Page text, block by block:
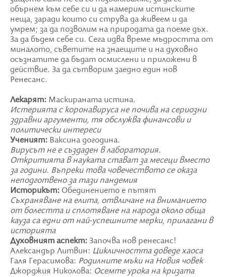
обърнем към себе си и да намерим истинските
неща, заради които си струва да живеем и да
умрем; за да позволим на природата да поеме дъх.
За да бъдем себе си. Сега идва време мъдростта от
миналото, съветите на знаещите и на духовно
осъзнатите да бъдат осмислени и приложени в
действие. За да сътворим заедно един нов
Ренесанс.
Лекарят: Маскираната истина.
Истерията с коронавируса не почива на сериозни
здравни аргументи, тя обслужва финансови и
политически интереси
Ученият: Ваксина догодина.
Вирусът не е създаден в лаборатория.
Откритията в науката стават за месеци вместо
за години. Въпреки това човечеството се оказа
неподготвено за тази пандемия
Историкът: Обединението е пътят
Съхраняване на елита, отвличане на вниманието
от болестта и сплотяване на народа около обща
кауза са едни от най-успешните мерки, прилагани в
историята
Духовният аспект: Започва нов ренесанс!
Александър Литвин: Цикличността доведе хаоса
Галя Герасимова: Родилните мъки на Новия човек
Джорджия Николова: Осемте урока на кризата